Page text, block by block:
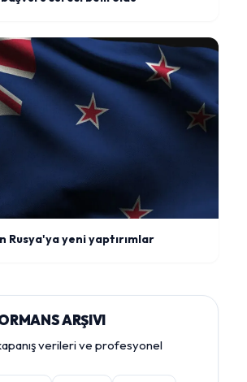
Rusya'ya yeni yaptırımlar
ARŞIVI
verileri ve profesyonel